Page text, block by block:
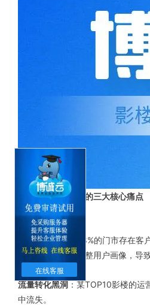
在线客服
一、影楼门市获客的三大核心痛点
数据孤岛困境 ：58%的门市存在
户数据无法形成完整用户画像，导
流量转化黑洞：某TOP10影楼的运
中流失。